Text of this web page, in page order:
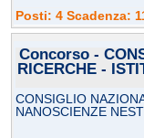
Posti: 4 Scadenza:
Concorso -
RICERCHE -
CONSIGLIO
NANOSCIENZE NEST